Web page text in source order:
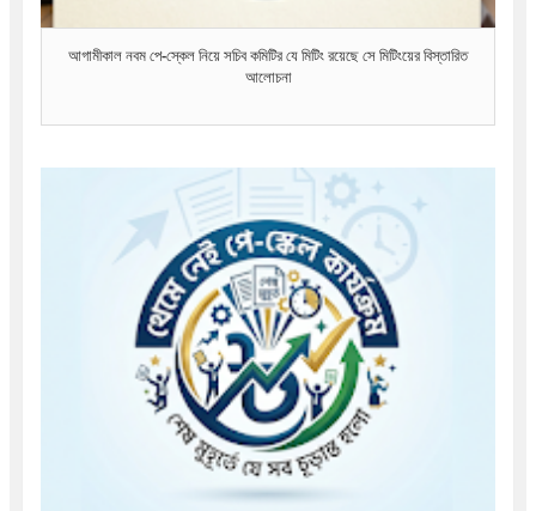
আগামীকাল নবম পে-স্কেল নিয়ে সচিব কমিটির যে মিটিং রয়েছে সে মিটিংয়ের বিস্তারিত
আলোচনা